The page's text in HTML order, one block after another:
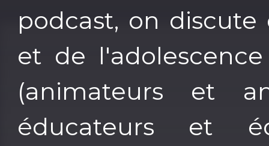
podcast, on
et de
(animateurs et
éducateurs et